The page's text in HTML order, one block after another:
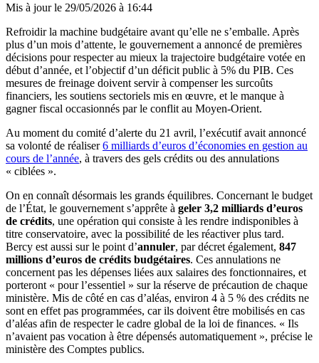
Mis à jour le 29/05/2026 à 16:44
Refroidir la machine budgétaire avant qu’elle ne s’emballe. Après
plus d’un mois d’attente, le gouvernement a annoncé de premières
décisions pour respecter au mieux la trajectoire budgétaire votée en
début d’année, et l’objectif d’un déficit public à 5% du PIB. Ces
mesures de freinage doivent servir à compenser les surcoûts
financiers, les soutiens sectoriels mis en œuvre, et le manque à
gagner fiscal occasionnés par le conflit au Moyen-Orient.
Au moment du comité d’alerte du 21 avril, l’exécutif avait annoncé
sa volonté de réaliser6 milliards d’euros d’économies en gestion au
cours de l’année, à travers des gels crédits ou des annulations
« ciblées ».
On en connaît désormais les grands équilibres. Concernant le budget
de l’État, le gouvernement s’apprête à geler 3,2 milliards d’euros
de crédits, une opération qui consiste à les rendre indisponibles à
titre conservatoire, avec la possibilité de les réactiver plus tard.
Bercy est aussi sur le point d’annuler, par décret également, 847
millions d’euros de crédits budgétaires. Ces annulations ne
concernent pas les dépenses liées aux salaires des fonctionnaires, et
porteront « pour l’essentiel » sur la réserve de précaution de chaque
ministère. Mis de côté en cas d’aléas, environ 4 à 5 % des crédits ne
sont en effet pas programmées, car ils doivent être mobilisés en cas
d’aléas afin de respecter le cadre global de la loi de finances. « Ils
n’avaient pas vocation à être dépensés automatiquement », précise le
ministère des Comptes publics.